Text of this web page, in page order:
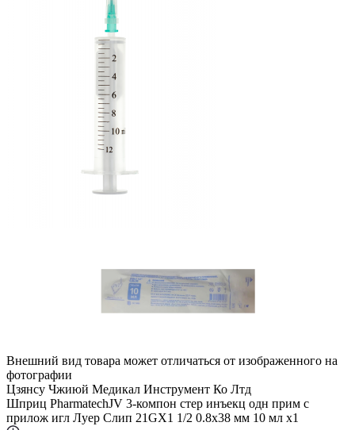
Внешний вид товара может отличаться от изображенного на
фотографии
Цзянсу Чжиюй Медикал Инструмент Ко Лтд
Шприц PharmatechJV 3-компон стер инъекц одн прим с
прилож игл Луер Слип 21GХ1 1/2 0.8x38 мм 10 мл x1